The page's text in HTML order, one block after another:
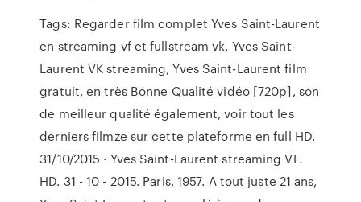
Tags: Regarder film complet Yves Saint-Laurent
en streaming vf et fullstream vk, Yves Saint-
Laurent VK streaming, Yves Saint-Laurent film
gratuit, en très Bonne Qualité vidéo [720p], son
de meilleur qualité également, voir tout les
derniers filmze sur cette plateforme en full HD.
31/10/2015 · Yves Saint-Laurent streaming VF.
HD. 31 - 10 - 2015. Paris, 1957. A tout juste 21 ans,